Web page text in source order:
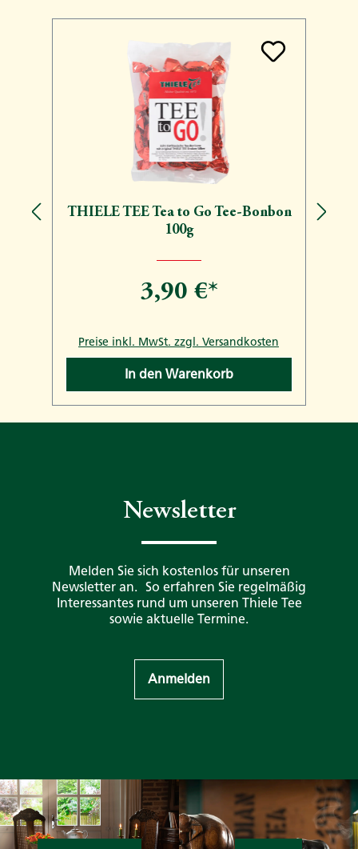
THIELE TEE Tea to Go Tee-Bonbon
100g
3,90 €*
Preise inkl. MwSt. zzgl. Versandkosten
In den Warenkorb
Newsletter
Melden Sie sich kostenlos für unseren
Newsletter an. So erfahren Sie regelmäßig
Interessantes rund um unseren Thiele Tee
sowie aktuelle Termine.
Anmelden